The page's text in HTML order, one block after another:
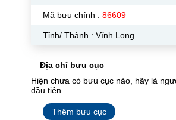
Mã bưu chính : 86609
Tỉnh/ Thành : Vĩnh Long
Địa chỉ bưu cục
Hiện chưa có bưu cục nào, hãy là
đầu tiên
Thêm bưu cục